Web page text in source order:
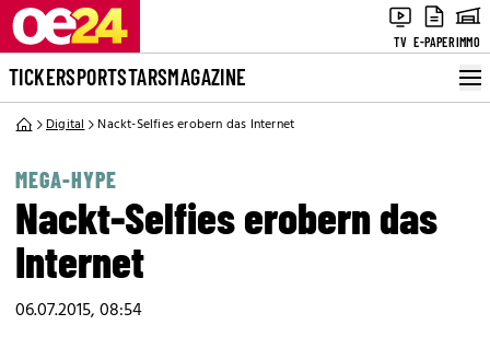
TV E-PAPERIMMO
TICKERSPORTSTARSMAGAZINE
Digital Nackt-Selfies erobern das Internet
MEGA-HYPE
Nackt-Selfies erobern das
Internet
06.07.2015, 08:54